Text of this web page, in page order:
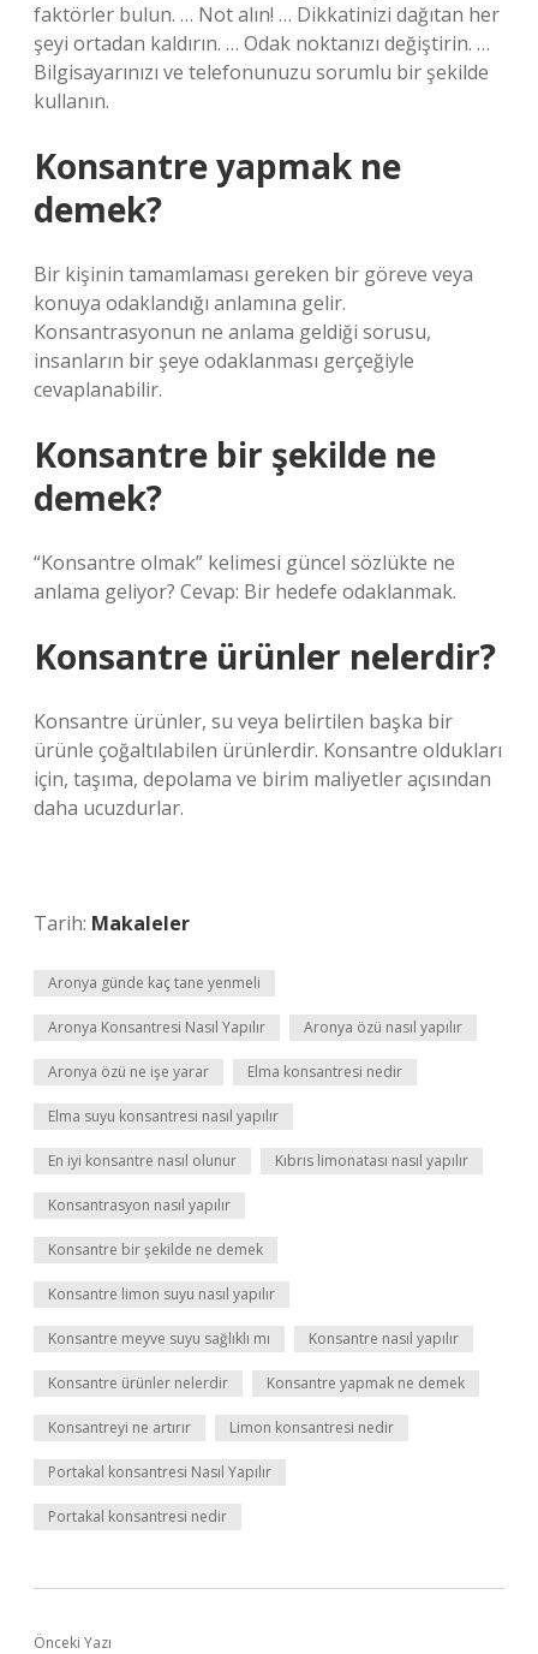
faktörler bulun. … Not alın! … Dikkatinizi dağıtan her
şeyi ortadan kaldırın. … Odak noktanızı değiştirin. …
Bilgisayarınızı ve telefonunuzu sorumlu bir şekilde
kullanın.
Konsantre yapmak ne
demek?
Bir kişinin tamamlaması gereken bir göreve veya
konuya odaklandığı anlamına gelir.
Konsantrasyonun ne anlama geldiği sorusu,
insanların bir şeye odaklanması gerçeğiyle
cevaplanabilir.
Konsantre bir şekilde ne
demek?
“Konsantre olmak” kelimesi güncel sözlükte ne
anlama geliyor? Cevap: Bir hedefe odaklanmak.
Konsantre ürünler nelerdir?
Konsantre ürünler, su veya belirtilen başka bir
ürünle çoğaltılabilen ürünlerdir. Konsantre oldukları
için, taşıma, depolama ve birim maliyetler açısından
daha ucuzdurlar.
Tarih: Makaleler
Aronya günde kaç tane yenmeli
Aronya Konsantresi Nasıl Yapılır Aronya özü nasıl yapılır
Aronya özü ne işe yarar Elma konsantresi nedir
Elma suyu konsantresi nasıl yapılır
En iyi konsantre nasıl olunur Kıbrıs limonatası nasıl yapılır
Konsantrasyon nasıl yapılır
Konsantre bir şekilde ne demek
Konsantre limon suyu nasıl yapılır
Konsantre meyve suyu sağlıklı mı Konsantre nasıl yapılır
Konsantre ürünler nelerdir Konsantre yapmak ne demek
Konsantreyi ne artırır Limon konsantresi nedir
Portakal konsantresi Nasıl Yapılır
Portakal konsantresi nedir
Önceki Yazı